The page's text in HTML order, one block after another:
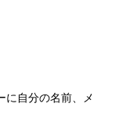
に自分の名前、メ